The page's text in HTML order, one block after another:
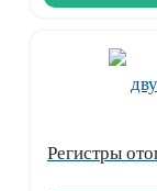
Регистры